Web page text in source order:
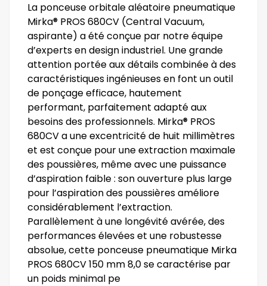
La ponceuse orbitale aléatoire pneumatique
Mirka® PROS 680CV (Central Vacuum,
aspirante) a été conçue par notre équipe
d’experts en design industriel. Une grande
attention portée aux détails combinée à des
caractéristiques ingénieuses en font un outil
de ponçage efficace, hautement
performant, parfaitement adapté aux
besoins des professionnels. Mirka® PROS
680CV a une excentricité de huit millimètres
et est conçue pour une extraction maximale
des poussières, même avec une puissance
d’aspiration faible : son ouverture plus large
pour l’aspiration des poussières améliore
considérablement l’extraction.
Parallèlement à une longévité avérée, des
performances élevées et une robustesse
absolue, cette ponceuse pneumatique Mirka
PROS 680CV 150 mm 8,0 se caractérise par
un poids minimal pe